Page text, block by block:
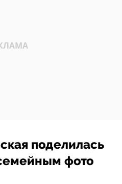
поделилась
фото